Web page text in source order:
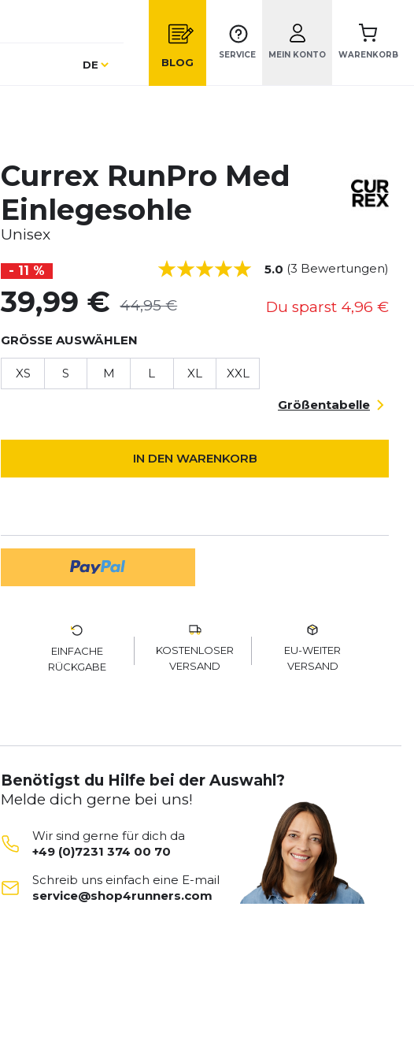
Sprache
DE BLOG
SERVICE MEIN KONTO WARENKORB
Currex RunPro Med
Einlegesohle
Unisex
- 11 % 5.0 (3 Bewertungen)
39,99 € 44,95 € Du sparst 4,96 €
GRÖSSE AUSWÄHLEN
XS S M L XL XXL
Größentabelle
IN DEN WARENKORB
EINFACHE
RÜCKGABE
KOSTENLOSER
VERSAND
EU-WEITER
VERSAND
Benötigst du Hilfe bei der Auswahl?
Melde dich gerne bei uns!
Wir sind gerne für dich da
+49 (0)7231 374 00 70
Schreib uns einfach eine E-mail
service@shop4runners.com